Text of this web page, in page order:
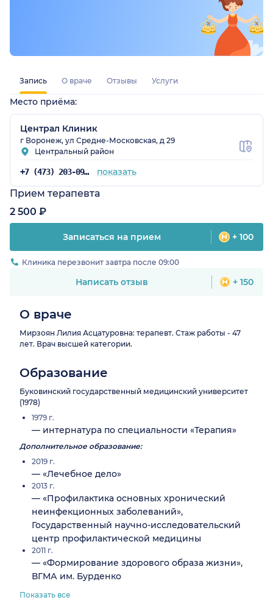
Запись О враче Отзывы Услуги
Место приёма:
Централ Клиник
г Воронеж, ул Средне-Московская, д 29
Центральный район
+7 (473) 203-09-05 показать
Прием терапевта
2 500 ₽
Записаться на прием + 100
Клиника перезвонит завтра после 09:00
Написать отзыв + 150
О враче
Мирзоян Лилия Асцатуровна: терапевт. Стаж работы - 47
лет. Врач высшей категории.
Образование
Буковинский государственный медицинский университет
(1978)
1979 г.
— интернатура по специальности «Терапия»
Дополнительное образование:
2019 г.
— «Лечебное дело»
2013 г.
— «Профилактика основных хронический
неинфекционных заболеваний»,
Государственный научно-исследовательский
центр профилактической медицины
2011 г.
— «Формирование здорового образа жизни»,
ВГМА им. Бурденко
Показать все